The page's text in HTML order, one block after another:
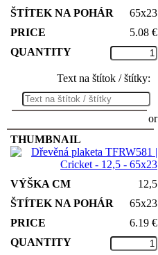
65x23
5.08 €
Text na štítok / štítky:
or
12,5
65x23
6.19 €